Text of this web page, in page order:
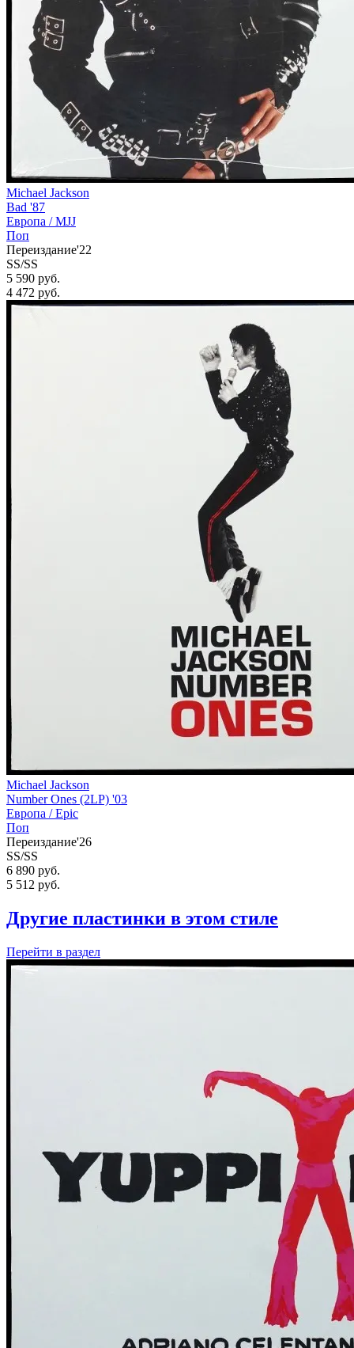
Michael Jackson
Bad '87
Европа /MJJ
Поп
Переиздание'22
SS/SS
5 590 руб.
4 472 руб.
Michael Jackson
Number Ones (2LP) '03
Европа /Epic
Поп
Переиздание'26
SS/SS
6 890 руб.
5 512 руб.
Другие пластинки в этом стиле
Перейти в раздел